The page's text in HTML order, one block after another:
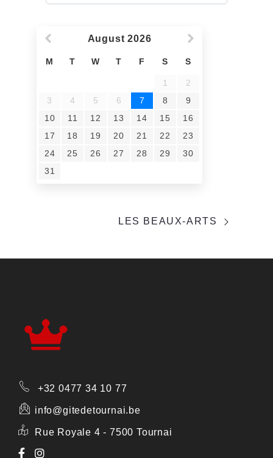
August 2026
M T W T F S S
1
2
3
4 5 6 7 8
9
10
11 12 13 14 15
16
17
18 19 20 21 22
23
24
25 26 27 28 29
30
31
PORTFOLIOLES BEAUX-ARTS
+32 0477 34 10 77
info@gitedetournai.be
Rue Royale 4 - 7500 Tournai